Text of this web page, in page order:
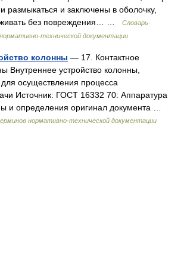
размыкаться и заключены в оболочку,
без повреждения… …
Словарь-
технической документации
колонны — 17. Контактное
Внутреннее устройство колонны,
осуществления процесса
Источник: ГОСТ 16332 70: Аппаратура
и определения оригинал документа …
нормативно-технической документации